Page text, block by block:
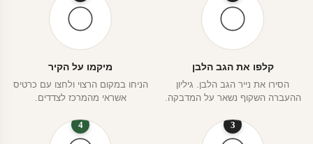
קלפו את הגב הלבן
הסירו את נייר הגב הלבן. גיליון
ההעברה השקוף נשאר על המדבקה.
מיקמו על הקיר
הניחו במקום הרצוי ולחצו עם כרטיס
אשראי מהמרכז לצדדים.
3
4